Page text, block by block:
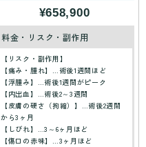
¥658,900
料金・リスク・副作用
【リスク・副作用】
【痛み・腫れ】…術後1週間ほど
【浮腫み】…術後1週間がピーク
【内出血】…術後2～3週間
【皮膚の硬さ（拘縮）】…術後2週間
から3ヶ月
【しびれ】…3～6ヶ月ほど
【傷口の赤味】…3ヶ月ほど